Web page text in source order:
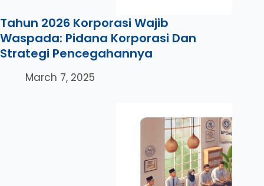
Tahun 2026 Korporasi Wajib
Waspada: Pidana Korporasi Dan
Strategi Pencegahannya
March 7, 2025